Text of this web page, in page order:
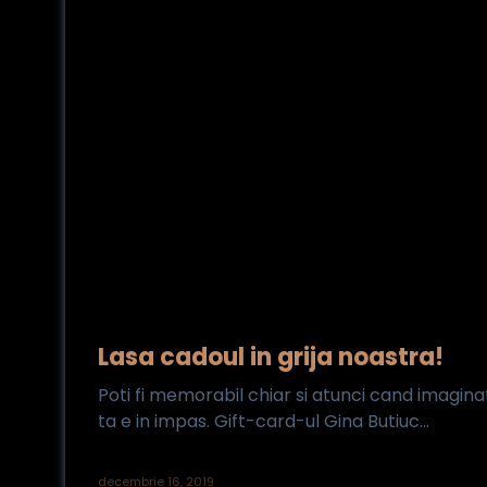
Lasa cadoul in grija noastra!
Poti fi memorabil chiar si atunci cand
ta e in impas. Gift-card-ul Gina Butiuc...
decembrie 16, 2019